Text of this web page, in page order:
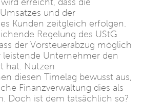
erreicht, dass die
und der
Kunden zeitgleich erfolgen.
Regelung des UStG
der Vorsteuerabzug möglich
leistende Unternehmer den
hat. Nutzen
diesen Timelag bewusst aus,
Finanzverwaltung dies als
Doch ist dem tatsächlich so?